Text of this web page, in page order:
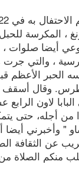
، المكرسة
أيضا صلوات ،
، والتي جرت
الحبر الأعظم
وقال أسقف
لاون
أجله، حتى
" وأخبرني أيضا
عن الثقافة
منكم الصلاة